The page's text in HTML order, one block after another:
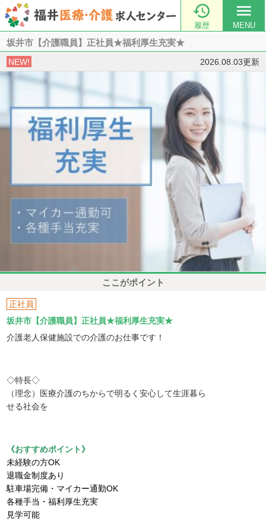

履歴
menu
MENU
坂井市【介護職員】正社員★福利厚生充実★
NEW! 2026.08.03更新
ここがポイント
正社員
坂井市【介護職員】正社員★福利厚生充実★
介護老人保健施設での介護のお仕事です！
◇特長◇
（理念）医療介護のちからで明るく安心して生涯暮ら
せる社会を
《おすすめポイント》
未経験の方OK
退職金制度あり
駐車場完備・マイカー通勤OK
各種手当・福利厚生充実
見学可能